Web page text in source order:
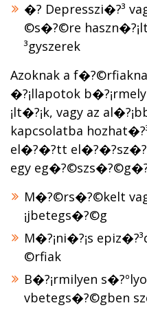
�? Depresszi�?³
©s�?©re
³gyszerek
Azoknak a
�?¡llapotok
¡lt�?¡k, vagy az
kapcsolatba
el�?�?tt
egy
M�?©rs�?©kelt
¡jbetegs�?©g
M�?¡ni�?¡s
©rfiak
B�?¡rmilyen
vbetegs�?©gben